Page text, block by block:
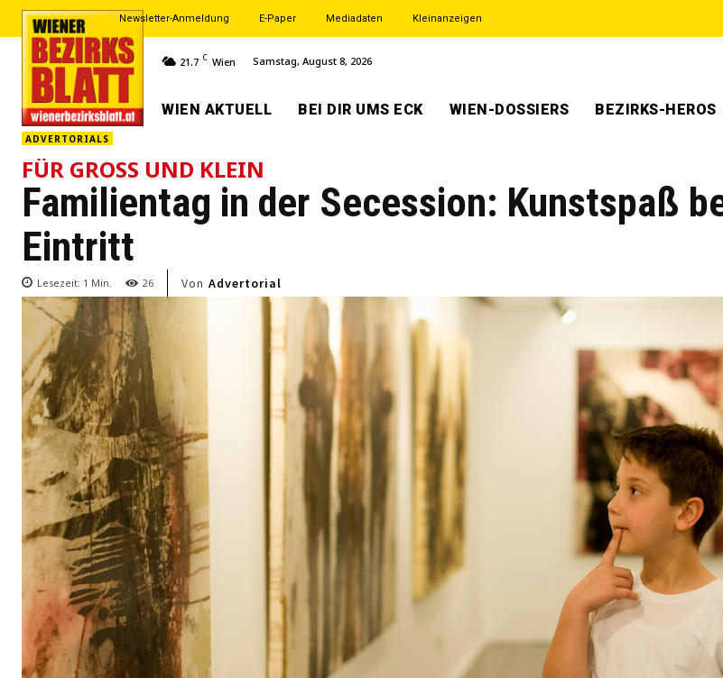
Newsletter-Anmeldung E-Paper Mediadaten Kleinanzeigen
21.7 C Wien Samstag, August 8, 2026
WIEN AKTUELL BEI DIR UMS ECK WIEN-DOSSIERS BEZIRKS-HEROS
ADVERTORIALS
FÜR GROSS UND KLEIN
Familientag in der Secession: Kunstspaß
Eintritt
Lesezeit: 1 Min. 26 Von Advertorial